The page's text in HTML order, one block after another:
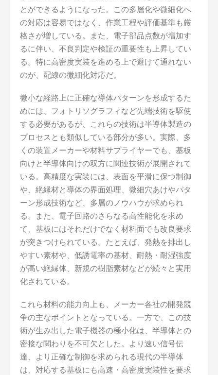
とができるようになった。この多層化や微細化へ
の対応は容易ではなく、作業工程や評価基準も厳
格さが増している。また、電子部品点数が増加す
るに伴い、不良判定や検証の重要性も上昇してい
る。特に高密度実装を進める上で避けて通れない
のが、配線の微細化対応だ。
微小な経路上に正確な導体パターンを形成するた
めには、フォトリソグラフィなど先端技術を駆使
する必要があるが、これらの技術は半導体製造の
プロセスとも類似している部分が多い。実際、多
くの装置メーカーや材料サプライヤーでも、基板
向けと半導体向けの双方に関連技術が展開されて
いる。高精度な実装には、表面を平滑に保つ制御
や、絶縁材と導体の界面処理、微細穴あけやパタ
ーン形成技術など、多層のノウハウが求められ
る。また、電子回路のさらなる高性能化を求め
て、基板にはそれだけでなく材料面でも改良要求
が突きつけられている。たとえば、発熱を排出し
やすい素材や、低誘電率の基材、耐熱・耐湿強度
が高い絶縁体、新規の樹脂素材などが続々と実用
化されている。
これら材料の能力向上も、メーカー各社の開発競
争の主なポイントとなっている。一方で、この技
術が生み出した電子機器の極小化は、半導体との
密接な関わりを不可欠とした。より速い信号伝
達、より正確な制御を求められる現代の半導体
は、対応する基板にも高速・高密度実装性を要求